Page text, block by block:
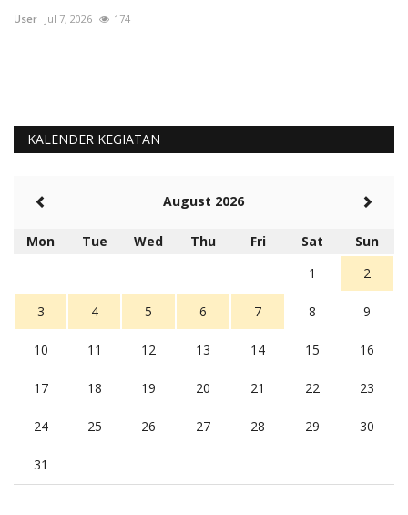
User Jul 7, 2026 174
KALENDER KEGIATAN
August 2026
Mon Tue Wed Thu Fri Sat
Sun
1
2
3 4 5 6 7 8 9
10 11 12 13 14 15 16
17 18 19 20 21 22 23
24 25 26 27 28 29 30
31